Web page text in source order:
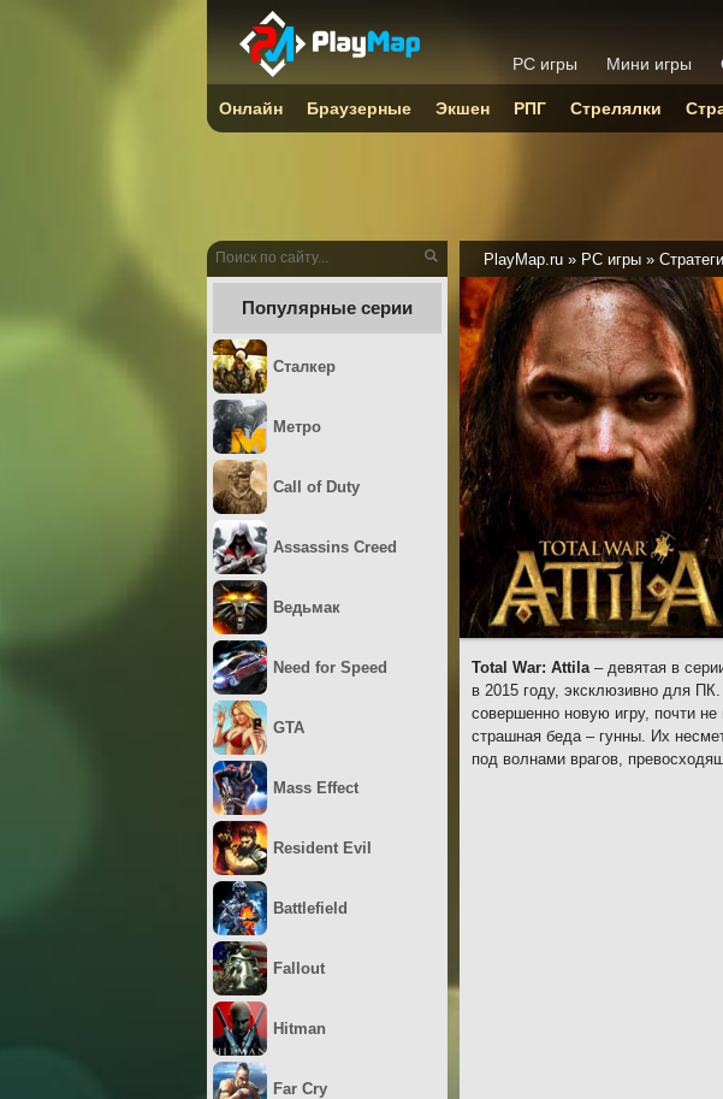
PlayMap.ru » PC игры »
Total War: Attila– девятая в
в 2015 году, эксклюзивно для
совершенно новую игру, почти
страшная беда – гунны. Их
под волнами врагов,
Популярные серии
Сталкер
Метро
Call of Duty
Assassins Creed
Ведьмак
Need for Speed
GTA
Mass Effect
Resident Evil
Battlefield
Fallout
Hitman
Far Cry
PC игры Мини игры
Онлайн Браузерные Экшен РПГ Стрелялки